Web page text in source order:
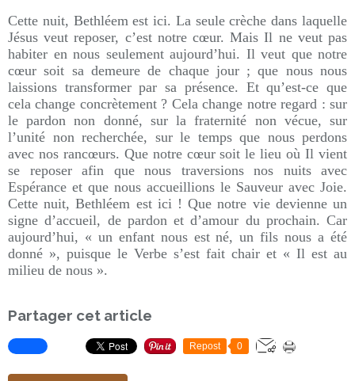
Cette nuit, Bethléem est ici. La seule crèche dans laquelle
Jésus veut reposer, c’est notre cœur. Mais Il ne veut pas
habiter en nous seulement aujourd’hui. Il veut que notre
cœur soit sa demeure de chaque jour ; que nous nous
laissions transformer par sa présence. Et qu’est-ce que
cela change concrètement ? Cela change notre regard : sur
le pardon non donné, sur la fraternité non vécue, sur
l’unité non recherchée, sur le temps que nous perdons
avec nos rancœurs. Que notre cœur soit le lieu où Il vient
se reposer afin que nous traversions nos nuits avec
Espérance et que nous accueillions le Sauveur avec Joie.
Cette nuit, Bethléem est ici ! Que notre vie devienne un
signe d’accueil, de pardon et d’amour du prochain. Car
aujourd’hui, « un enfant nous est né, un fils nous a été
donné », puisque le Verbe s’est fait chair et « Il est au
milieu de nous ».
Partager cet article
Repost 0